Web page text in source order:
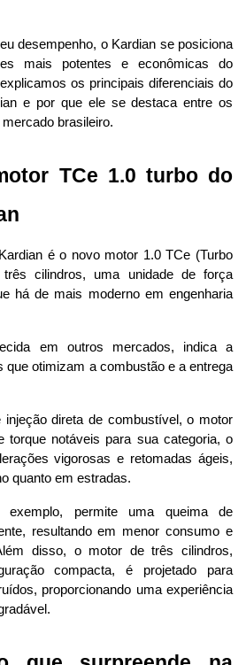
desempenho, o Kardian se posiciona
mais potentes e econômicas do
os principais diferenciais do
e por que ele se destaca entre os
brasileiro.
TCe 1.0 turbo do
é o novo motor 1.0 TCe (Turbo
cilindros, uma unidade de força
há de mais moderno em engenharia
em outros mercados, indica a
que otimizam a combustão e a entrega
injeção direta de combustível, o motor
torque notáveis para sua categoria, o
vigorosas e retomadas ágeis,
quanto em estradas.
permite uma queima de
resultando em menor consumo e
disso, o motor de três cilindros,
compacta, é projetado para
proporcionando uma experiência